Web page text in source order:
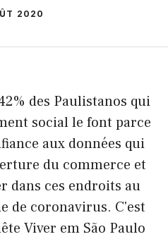
2020
des Paulistanos qui
social le font parce
aux données qui
du commerce et
dans ces endroits au
de coronavirus. C'est
Viver em São Paulo